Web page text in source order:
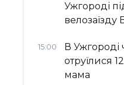
Ужгороді
велозаїзду
15:00
В Ужгороді
отруїлися
мама